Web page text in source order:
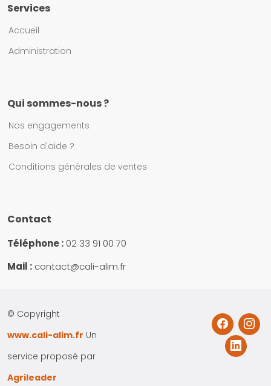
Services
Accueil
Administration
Qui sommes-nous ?
Nos engagements
Besoin d'aide ?
Conditions générales de ventes
Contact
Téléphone : 02 33 91 00 70
Mail : contact@cali-alim.fr
© Copyright
www.cali-alim.fr Un
service proposé par
Agrileader